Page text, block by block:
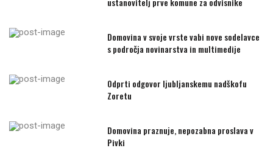
Domovina v svoje vrste vabi nove sodelavce
s področja novinarstva in multimedije
Odprti odgovor ljubljanskemu nadškofu
Zoretu
Domovina praznuje, nepozabna proslava v
Pivki